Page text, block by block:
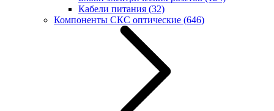
Кабели питания (32)
Компоненты СКС оптические (646)